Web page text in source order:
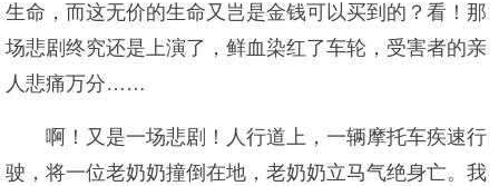
生命，而这无价的生命又岂是金钱可以买到的？看！那
场悲剧终究还是上演了，鲜血染红了车轮，受害者的亲
人悲痛万分……
啊！又是一场悲剧！人行道上，一辆摩托车疾速行
驶，将一位老奶奶撞倒在地，老奶奶立马气绝身亡。我